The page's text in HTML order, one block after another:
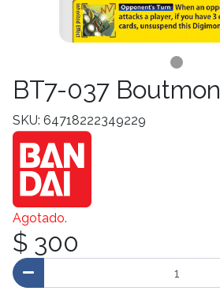
BT7-037 Boutmon
SKU: 64718222349229
Agotado.
$ 300